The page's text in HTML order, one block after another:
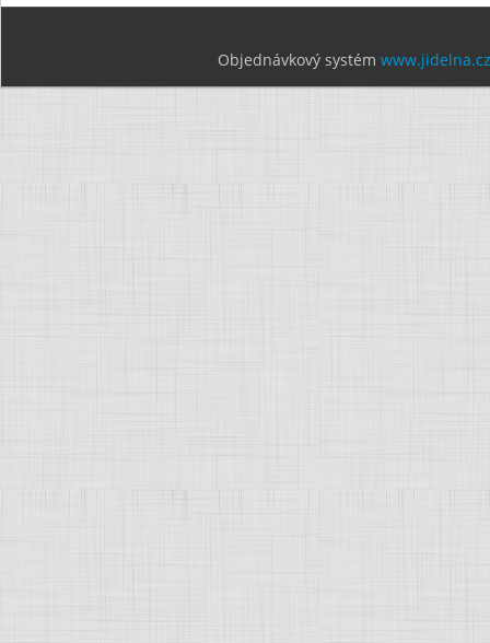
Objednávkový systém www.jidelna.cz